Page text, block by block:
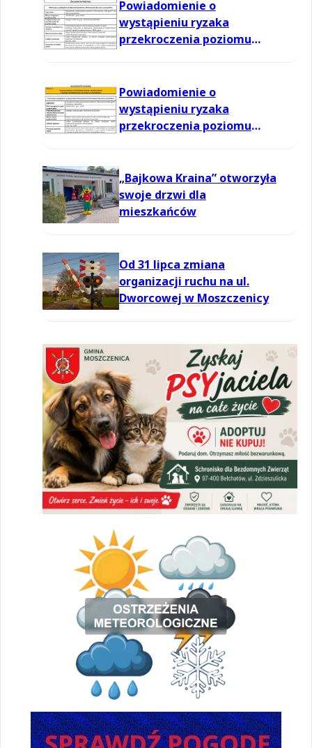
Powiadomienie o
wystąpieniu ryzaka
przekroczenia poziomu
Powiadomienie o
wystąpieniu ryzaka
przekroczenia poziomu
„Bajkowa Kraina” otworzyła
swoje drzwi dla
mieszkańców
Od 31 lipca zmiana
organizacji ruchu na ul.
Dworcowej w Moszczenicy